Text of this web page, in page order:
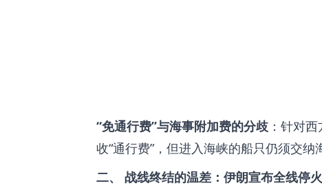
“免通行费”与海事附加费的分歧 ：针对
收“通行费”，但进入海峡的船只仍须交纳
二、 战线终结的温差：伊朗宣布全线停